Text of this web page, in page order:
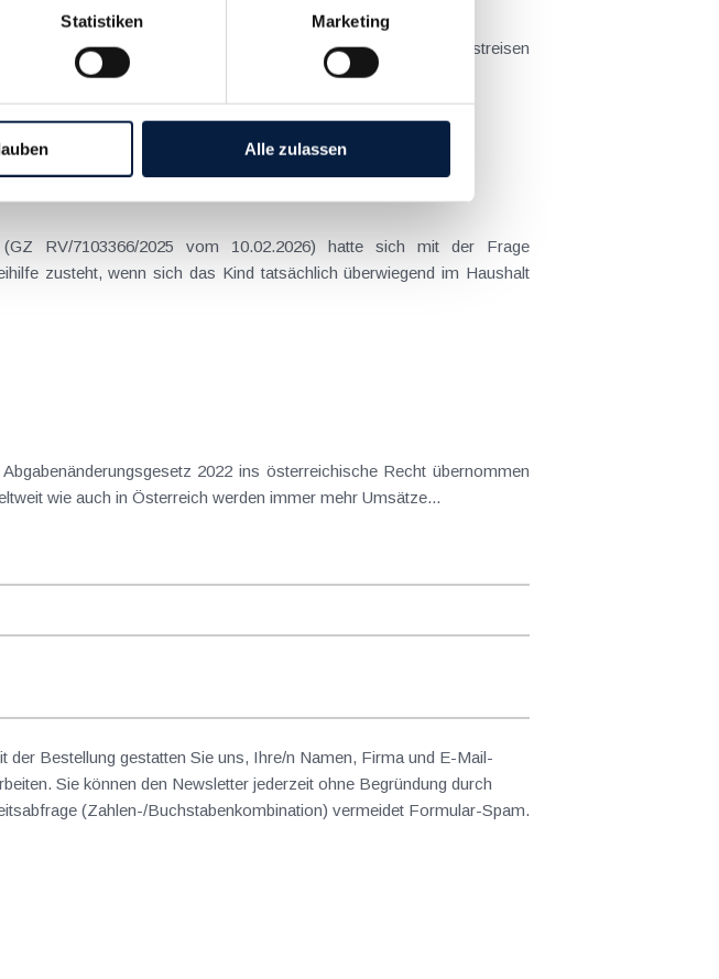
Statistiken Marketing
Alle zulassen
– typischerweise stellt sich das Problem in der...
zusteht, wenn sich das Kind tatsächlich überwiegend im Haushalt
2022 ins österreichische Recht übernommen
wie auch in Österreich werden immer mehr Umsätze...
Bestellung gestatten Sie uns, Ihre/n Namen, Firma und E-Mail-
Sie können den Newsletter jederzeit ohne Begründung durch
(Zahlen-/Buchstabenkombination) vermeidet Formular-Spam.